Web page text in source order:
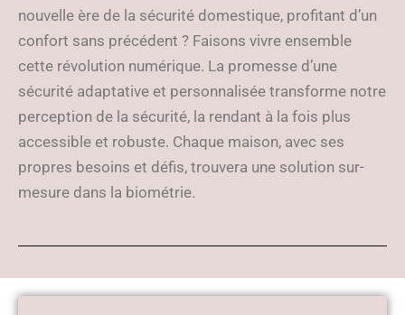
nouvelle ère de la sécurité domestique, profitant d’un
confort sans précédent ? Faisons vivre ensemble
cette révolution numérique. La promesse d’une
sécurité adaptative et personnalisée transforme notre
perception de la sécurité, la rendant à la fois plus
accessible et robuste. Chaque maison, avec ses
propres besoins et défis, trouvera une solution sur-
mesure dans la biométrie.